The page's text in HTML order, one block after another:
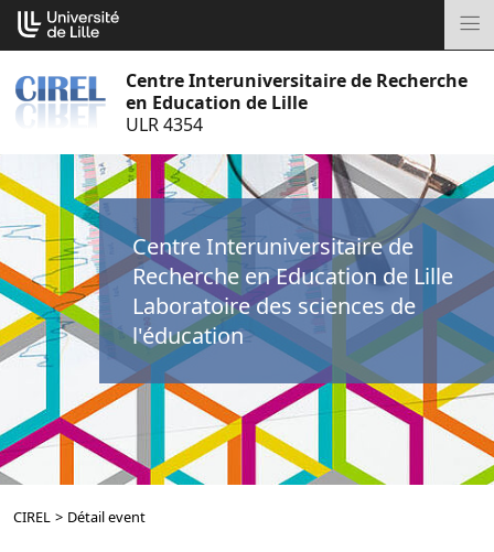
Aller
au
Centre Interuniversitaire de Recherche
en Education de Lille
ULR 4354
Centre Interuniversitaire de
Recherche en Education de Lille
Laboratoire des sciences de
l'éducation
CIREL > Détail event
Cookies management panel